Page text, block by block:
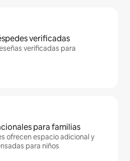
verificadas
verificadas para
para familias
ofrecen espacio adicional y
para niños